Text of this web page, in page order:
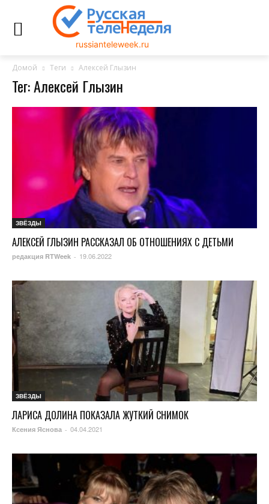
russianteleweek.ru
Домой Теги Алексей Глызин
Тег: Алексей Глызин
ЗВЁЗДЫ
АЛЕКСЕЙ ГЛЫЗИН РАССКАЗАЛ ОБ ОТНОШЕНИЯХ С ДЕТЬМИ
редакция RTWeek - 19.06.2022
ЗВЁЗДЫ
ЛАРИСА ДОЛИНА ПОКАЗАЛА ЖУТКИЙ СНИМОК
Ксения Яснова - 04.04.2021